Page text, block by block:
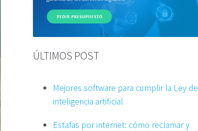
ÚLTIMOS POST
Mejores software para cumplir la Ley de
inteligencia artificial
Estafas por internet: cómo reclamar y